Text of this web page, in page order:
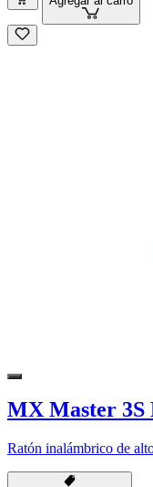
MX Master 3S
Ratón inalámbrico de